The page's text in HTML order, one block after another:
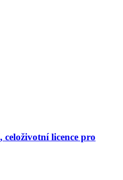
licence pro